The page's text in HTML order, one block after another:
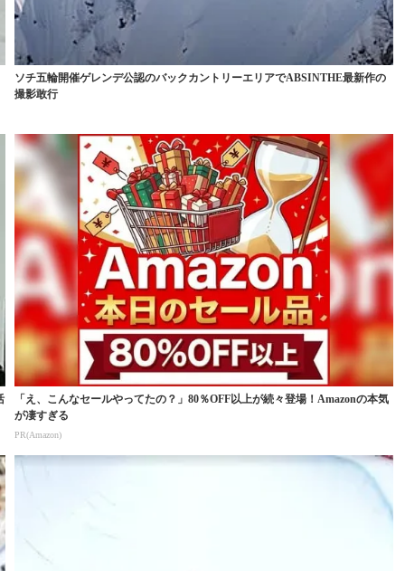
ソチ五輪開催ゲレンデ公認のバックカントリーエリアでABSINTHE最新作の
撮影敢行
「え、こんなセールやってたの？」80％OFF以上が続々登場！Amazonの本気
が凄すぎる
PR(Amazon)